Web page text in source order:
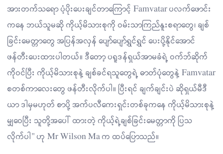
အားတက်သရော ပံ့ပိုးပေးချင်တာကြောင့် Famvatar ပလက်ဖောင်း
ကနေ ဘယ်သူမဆို ကိုယ့်မိသားစုကို ဝမ်းသာကြည်နူးစရာတွေ၊ ချစ်
ခြင်းမေတ္တာတွေ အပြန်အလှန် ပျော်ပျော်ရွှင်ရွှင် ပေးပို့နိုင်အောင်
ဖန်တီးပေးထားပါတယ်။ ဒီတော့ ပရူဒန်ရှယ်အာမခံရဲ့ ဝက်ဘ်ဆိုက်
ကိုဝင်ပြီး ကိုယ့်မိသားစုနဲ့ ချစ်ခင်ရသူတွေရဲ့ ဓာတ်ပုံတွေနဲ့ Famvatar
စတစ်ကာလေးတွေ ဖန်တီးလိုက်ပါ။ ပြီးရင် ချက်ချင်းပဲ ဆိုရှယ်မီဒီ
ယာ ဒါမှမဟုတ် စာပို့ အက်ပလီကေးရှင်းတစ်ခုကနေ ကိုယ့်မိသားစုနဲ့
မျှဝေပြီး သူတို့အပေါ် ထားတဲ့ ကိုယ့်ရဲ့ချစ်ခြင်းမေတ္တာကို ပြသ
လိုက်ပါ" ဟု Mr Wilson Ma က ထပ်ပြောသည်။